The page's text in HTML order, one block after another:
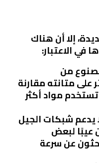
إلا أن هناك
في الاعتبار:
من
على متانته مقارنة
مواد أكثر
يدعم شبكات الجيل
عيبًا لبعض
عن سرعة